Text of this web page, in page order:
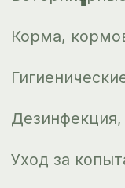
Доставка
оплата
О
Изделия
Сопутствующие